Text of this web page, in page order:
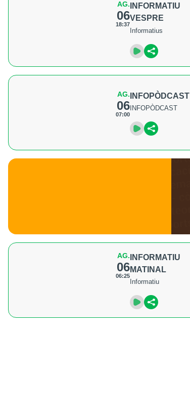
AG.
06
18:37
INFORMATIU
VESPRE
Informatius
AG.
06
07:00
INFOPÒDCAST
INFOPÒDCAST
AG.
06
06:25
INFORMATIU
MATINAL
Informatiu